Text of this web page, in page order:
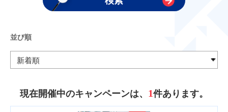
並び順
現在開催中のキャンペーンは、 1件あります。